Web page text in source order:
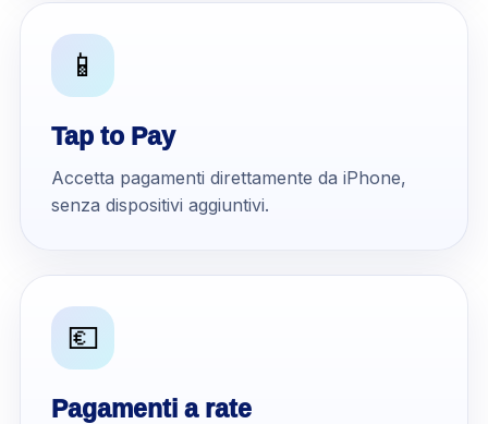
📱
Tap to Pay
Accetta pagamenti direttamente da iPhone,
senza dispositivi aggiuntivi.
💶
Pagamenti a rate